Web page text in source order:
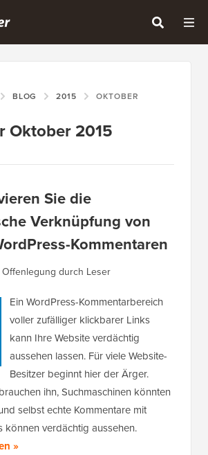
BLOG 2015 OKTOBER
Oktober 2015
Sie die
Verknüpfung von
Kommentaren
Offenlegung durch Leser
Ein WordPress-Kommentarbereich
voller zufälliger klickbarer Links
kann Ihre Website verdächtig
aussehen lassen. Für viele Website-
Besitzer beginnt hier der Ärger.
ihn, Suchmaschinen könnten
selbst echte Kommentare mit
können verdächtig aussehen.
»